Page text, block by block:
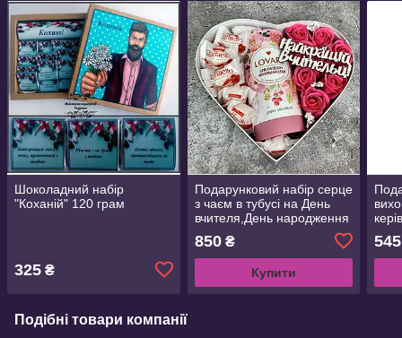
Шоколадний набір
"Коханій" 120 грам
325 ₴
Подарунковий набір серце
з чаєм в тубусі на День
вчителя,День народження
Березня. Подарунки для
вчителів
850₴
Купити
545
Подібні товари компанії